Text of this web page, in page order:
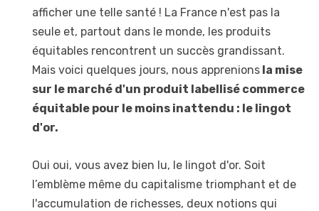
afficher une telle santé ! La France n'est pas la
seule et, partout dans le monde, les produits
équitables rencontrent un succès grandissant.
Mais voici quelques jours, nous apprenions la mise
sur le marché d'un produit labellisé commerce
équitable pour le moins inattendu : le lingot
d'or.
Oui oui, vous avez bien lu, le lingot d'or. Soit
l’emblème même du capitalisme triomphant et de
l'accumulation de richesses, deux notions qui